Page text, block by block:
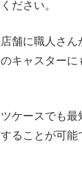
ださい。
舗に職人さん
キャスターに
ケースでも最
ることが可能